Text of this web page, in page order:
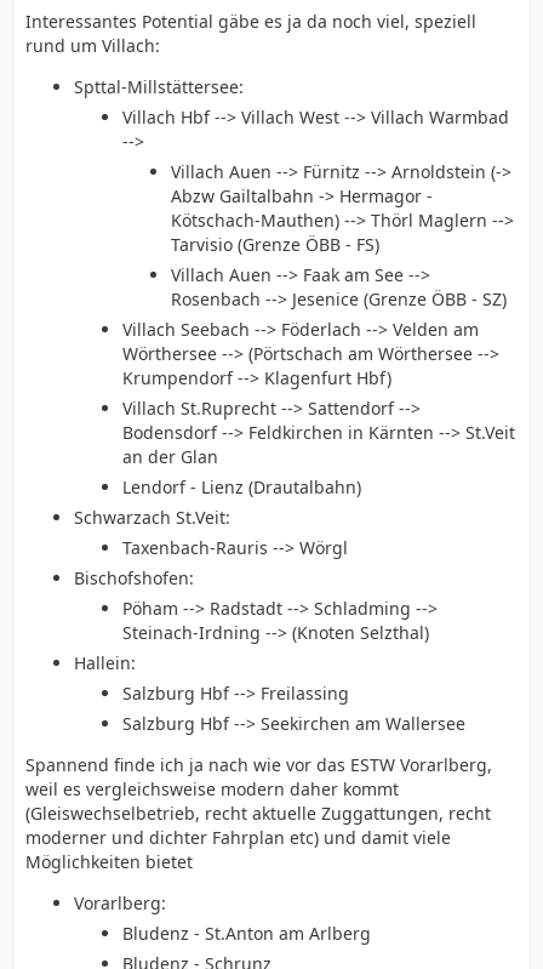
Interessantes Potential gäbe es ja da noch viel, speziell
rund um Villach:
Spttal-Millstättersee:
Villach Hbf --> Villach West --> Villach Warmbad
-->
Villach Auen --> Fürnitz --> Arnoldstein (->
Abzw Gailtalbahn -> Hermagor -
Kötschach-Mauthen) --> Thörl Maglern -->
Tarvisio (Grenze ÖBB - FS)
Villach Auen --> Faak am See -->
Rosenbach --> Jesenice (Grenze ÖBB - SZ)
Villach Seebach --> Föderlach --> Velden am
Wörthersee --> (Pörtschach am Wörthersee -->
Krumpendorf --> Klagenfurt Hbf)
Villach St.Ruprecht --> Sattendorf -->
Bodensdorf --> Feldkirchen in Kärnten --> St.Veit
an der Glan
Lendorf - Lienz (Drautalbahn)
Schwarzach St.Veit:
Taxenbach-Rauris --> Wörgl
Bischofshofen:
Pöham --> Radstadt --> Schladming -->
Steinach-Irdning --> (Knoten Selzthal)
Hallein:
Salzburg Hbf --> Freilassing
Salzburg Hbf --> Seekirchen am Wallersee
Spannend finde ich ja nach wie vor das ESTW Vorarlberg,
weil es vergleichsweise modern daher kommt
(Gleiswechselbetrieb, recht aktuelle Zuggattungen, recht
moderner und dichter Fahrplan etc) und damit viele
Möglichkeiten bietet
Vorarlberg:
Bludenz - St.Anton am Arlberg
Bludenz - Schrunz